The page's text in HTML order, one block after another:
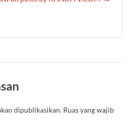
dipublikasikan. Ruas yang wajib